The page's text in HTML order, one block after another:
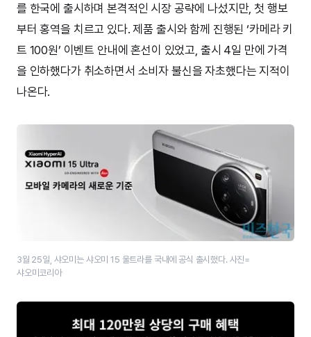
를 한국에 출시하며 본격적인 시장 공략에 나섰지만, 첫 행보
부터 홍역을 치르고 있다. 제품 출시와 함께 진행된 ‘카메라 키
트 100원’ 이벤트 안내에 혼선이 있었고, 출시 4일 만에 가격
을 인하했다가 취소하면서 소비자 불신을 자초했다는 지적이
나온다.
3월 25일, 샤오미는 샤오미 15 울트라를 국내에 공식 출시했다. 사진=
샤오미코리아